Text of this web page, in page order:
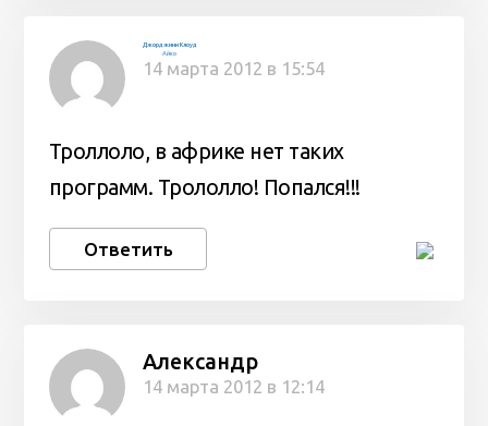
Джорджини Клоуд
Айко
14 марта 2012 в 15:54
Троллоло, в африке нет таких
программ. Трололло! Попался!!!
Ответить
Александр
14 марта 2012 в 12:14